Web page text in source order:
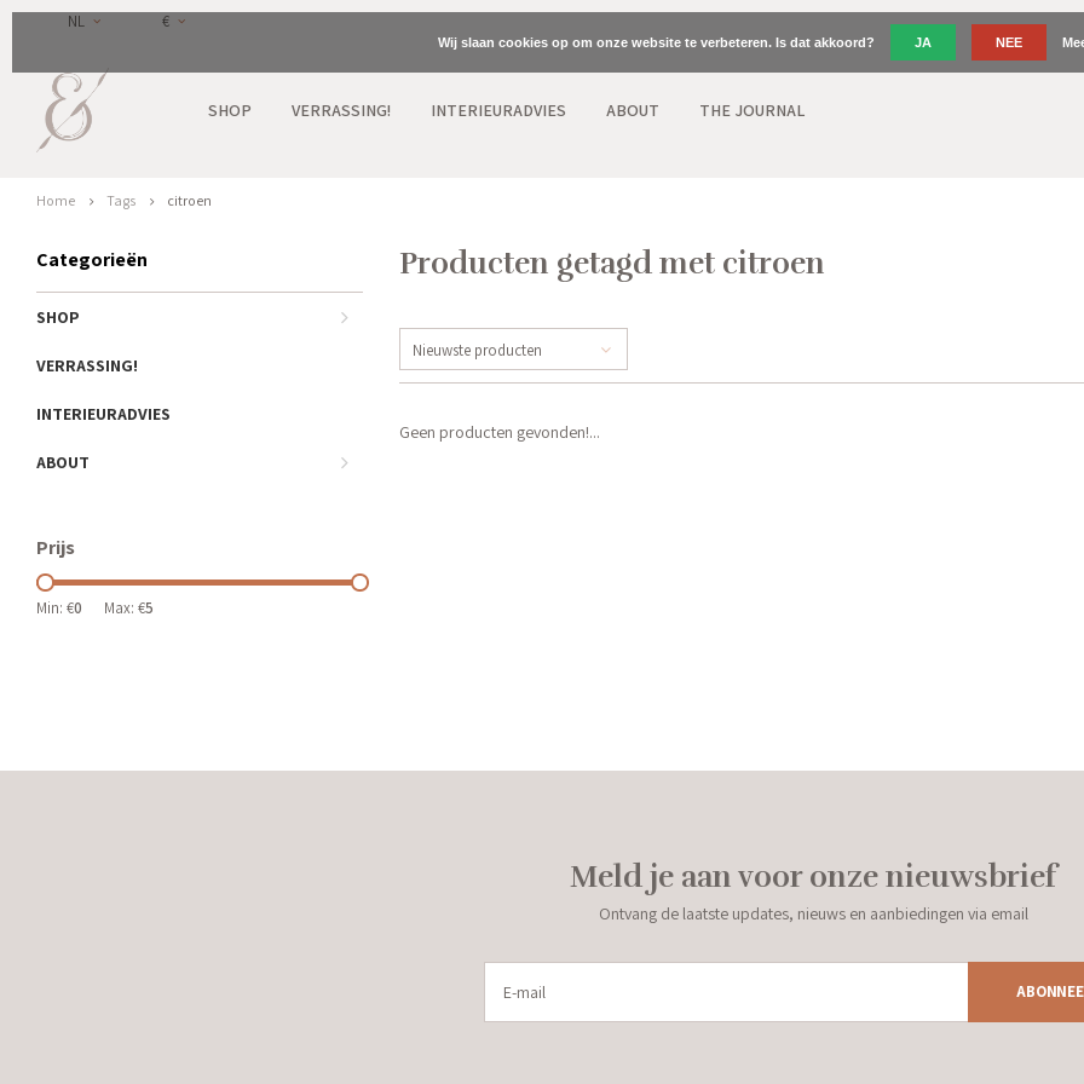
NL €
SHOP VERRASSING! INTERIEURADVIES ABOUT THE JOURNAL
Home Tags citroen
Categorieën
SHOP
VERRASSING!
INTERIEURADVIES
ABOUT
Prijs
Min: €0 Max: €5
Producten getagd met citroen
Nieuwste producten
Geen producten gevonden!...
Meld je aan voor onze nieuwsbrief
Ontvang de laatste updates, nieuws en aanbiedingen via email
Wij slaan cookies op om onze website te verbeteren. Is dat akkoord? JA NEE